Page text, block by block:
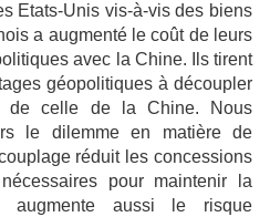
Etats-Unis vis-à-vis des biens
a augmenté le coût de leurs
avec la Chine. Ils tirent
géopolitiques à découpler
de celle de la Chine. Nous
le dilemme en matière de
réduit les concessions
pour maintenir la
aussi le risque